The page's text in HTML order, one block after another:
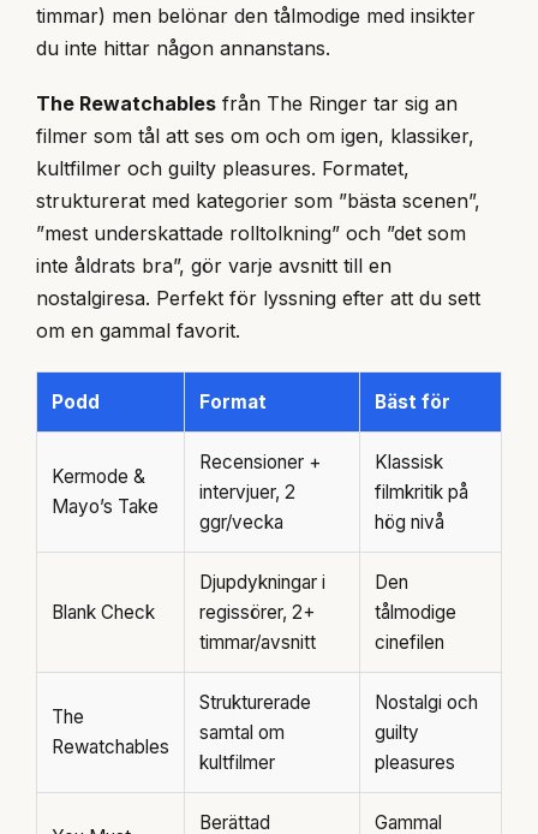
timmar) men belönar den tålmodige med insikter
du inte hittar någon annanstans.
The Rewatchables från The Ringer tar sig an
filmer som tål att ses om och om igen, klassiker,
kultfilmer och guilty pleasures. Formatet,
strukturerat med kategorier som ”bästa scenen”,
”mest underskattade rolltolkning” och ”det som
inte åldrats bra”, gör varje avsnitt till en
nostalgiresa. Perfekt för lyssning efter att du sett
om en gammal favorit.
Podd Format Bäst för
Kermode &
Mayo’s Take
Recensioner +
intervjuer, 2
ggr/vecka
Klassisk
filmkritik på
hög nivå
Blank Check
Djupdykningar i
regissörer, 2+
timmar/avsnitt
Den
tålmodige
cinefilen
The
Rewatchables
Strukturerade
samtal om
kultfilmer
Nostalgi och
guilty
pleasures
Berättad Gammal